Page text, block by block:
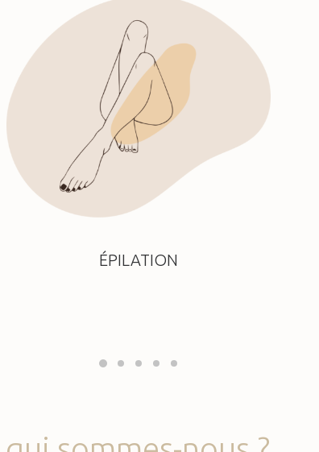
ÉPILATION